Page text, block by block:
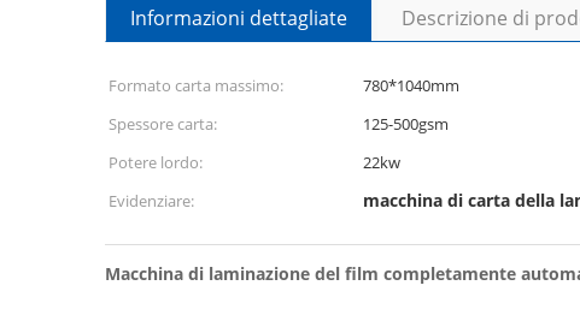
Informazioni dettagliate Descrizione di
Formato carta massimo: 780*1040mm
Spessore carta:
125-500gsm
Potere lordo:
22kw
Evidenziare:
macchina di carta della
Macchina di laminazione del film completamente